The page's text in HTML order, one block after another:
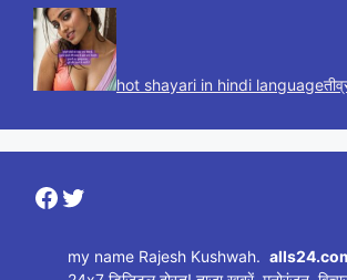
hot shayari in hindi
Facebook
Twitter
my name Rajesh Kushwah.